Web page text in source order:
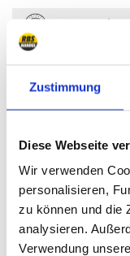
Zustimmung
Diese Webseite
Wir verwenden
personalisieren,
zu können und die
analysieren.
Verwendung
Kupplung
Ausrücklager
Ersatzteile Kupplung
Kühlung
Keilriemen,